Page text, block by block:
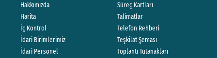
Hakkımızda
Harita
İç Kontrol
İdari Birimlerimiz
İdari Personel
Süreç Kartları
Talimatlar
Telefon Rehberi
Teşkilat Şeması
Toplantı Tutanakları